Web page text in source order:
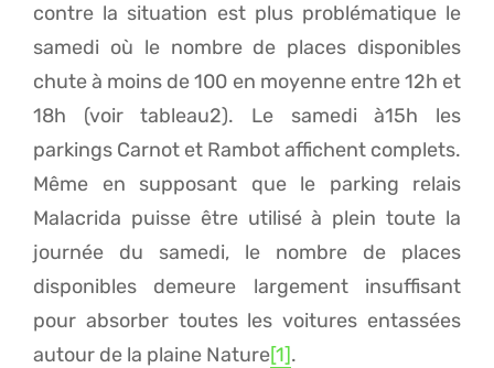
contre la situation est plus problématique le
samedi où le nombre de places disponibles
chute à moins de 100 en moyenne entre 12h et
18h (voir tableau2). Le samedi à15h les
parkings Carnot et Rambot affichent complets.
Même en supposant que le parking relais
Malacrida puisse être utilisé à plein toute la
journée du samedi, le nombre de places
disponibles demeure largement insuffisant
pour absorber toutes les voitures entassées
autour de la plaine Nature[1].